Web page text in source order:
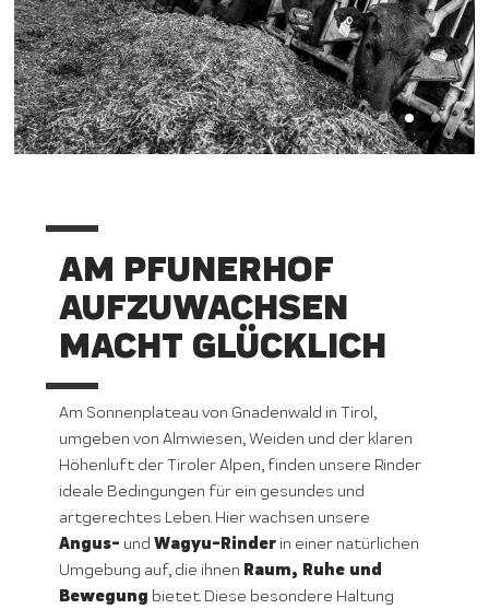
AM PFUNERHOF
AUFZUWACHSEN
MACHT GLÜCKLICH
Am Sonnenplateau von Gnadenwald in Tirol,
umgeben von Almwiesen, Weiden und der klaren
Höhenluft der Tiroler Alpen, finden unsere Rinder
ideale Bedingungen für ein gesundes und
artgerechtes Leben. Hier wachsen unsere
Angus- und Wagyu-Rinderin einer natürlichen
Umgebung auf, die ihnen Raum, Ruhe und
Bewegung bietet. Diese besondere Haltung